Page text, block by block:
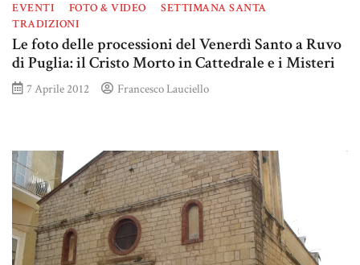
EVENTI FOTO & VIDEO
SETTIMANA SANTA
TRADIZIONI
Le foto delle processioni del Venerdì Santo a Ruvo
di Puglia: il Cristo Morto in Cattedrale e i Misteri
7 Aprile 2012 Francesco Lauciello